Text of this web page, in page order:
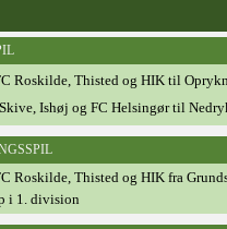
Roskilde, Thisted og HIK til
Ishøj og FC Helsingør til
Roskilde, Thisted og HIK fra
i 1. division